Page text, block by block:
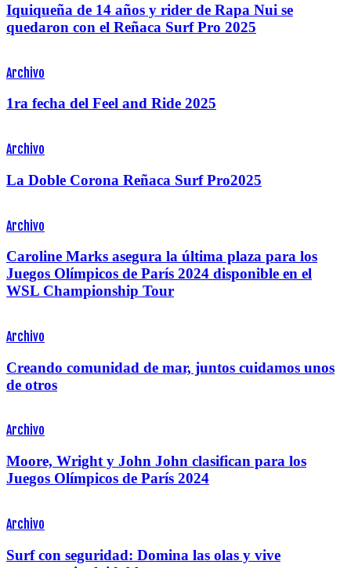
Iquiqueña de 14 años y rider de Rapa Nui se
quedaron con el Reñaca Surf Pro 2025
Archivo
1ra fecha del Feel and Ride 2025
Archivo
La Doble Corona Reñaca Surf Pro2025
Archivo
Caroline Marks asegura la última plaza para los
Juegos Olímpicos de París 2024 disponible en el
WSL Championship Tour
Archivo
Creando comunidad de mar, juntos cuidamos unos
de otros
Archivo
Moore, Wright y John John clasifican para los
Juegos Olímpicos de París 2024
Archivo
Surf con seguridad: Domina las olas y vive